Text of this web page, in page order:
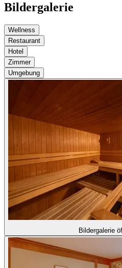
Bildergalerie
Wellness
Restaurant
Hotel
Zimmer
Umgebung
Bildergalerie